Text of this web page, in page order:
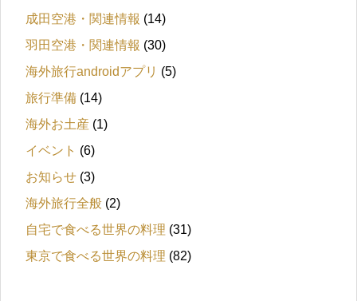
成田空港・関連情報 (14)
羽田空港・関連情報 (30)
海外旅行androidアプリ (5)
旅行準備 (14)
海外お土産 (1)
イベント (6)
お知らせ (3)
海外旅行全般 (2)
自宅で食べる世界の料理 (31)
東京で食べる世界の料理 (82)